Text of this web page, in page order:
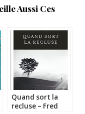
Aussi Ces
Quand sort la
recluse – Fred